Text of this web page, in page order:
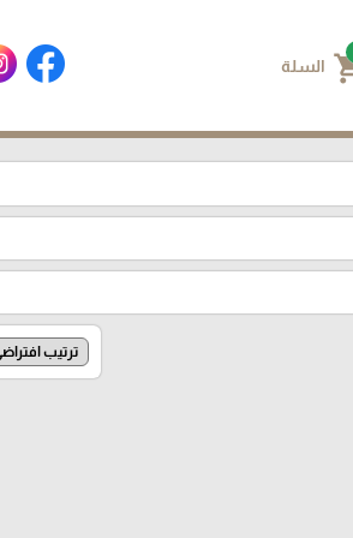
السلة